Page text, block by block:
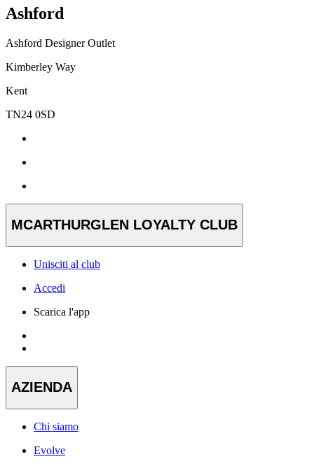
Ashford
Ashford Designer Outlet
Kimberley Way
Kent
TN24 0SD
MCARTHURGLEN LOYALTY CLUB
Unisciti al club
Accedi
Scarica l'app
AZIENDA
Chi siamo
Evolve